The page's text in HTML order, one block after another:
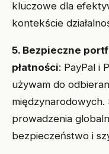
kluczowe dla
kontekście
5. Bezpieczne
płatności: PayPal i
używam do
prowadzenia
bezpieczeństwo i